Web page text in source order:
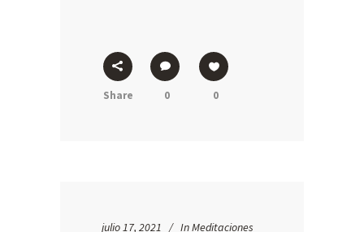
Share 0 0
julio 17, 2021 InMeditaciones